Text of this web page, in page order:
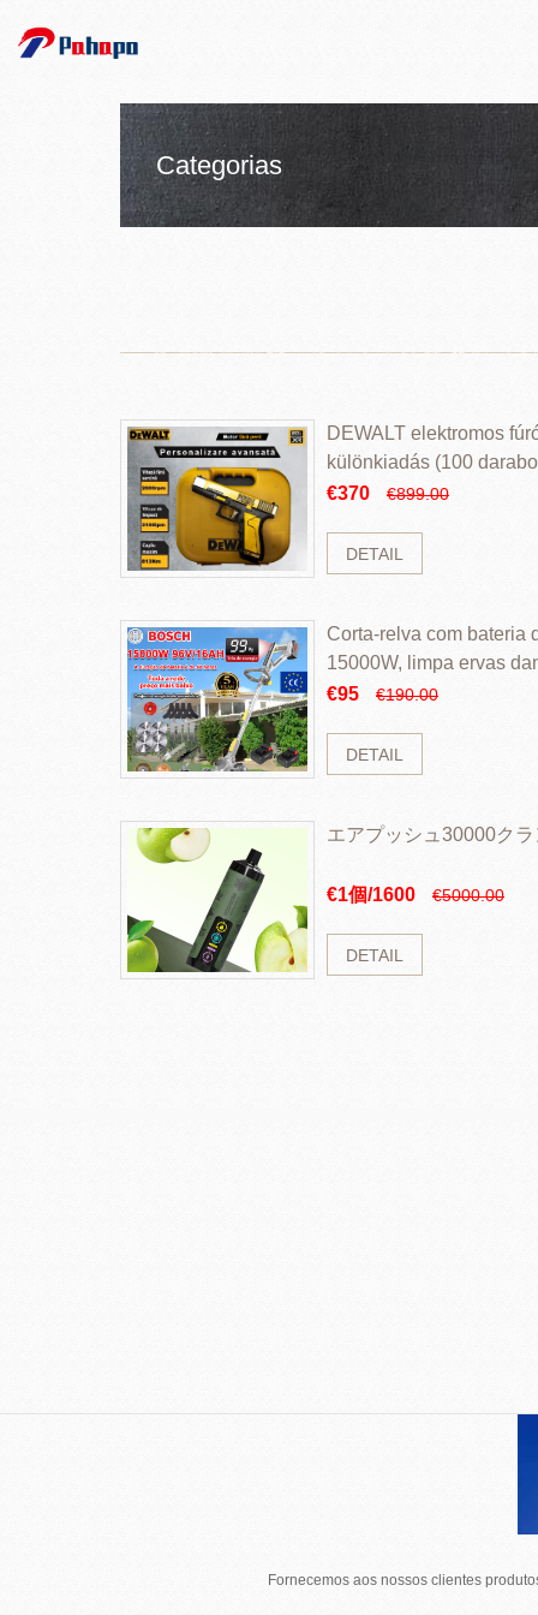
Categorias
DEWALT elektromos
különkiadás (100
€370
€899.00
DETAIL
Corta-relva com bateria
15000W, limpa ervas
rapidamente
€95 €190.00
DETAIL
エアプッシュ30000ク
€1個/1600 €5000.00
DETAIL
Fornecemos aos nossos clientes